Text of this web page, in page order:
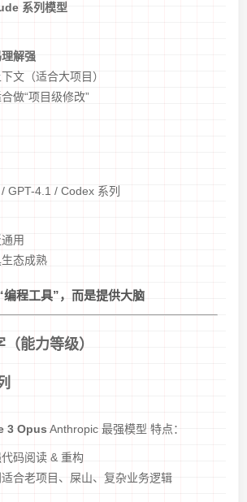
系列模型
解强
文（适合大项目）
做“项目级修改”
GPT-4.1 / Codex 系列
用
态成熟
编程工具”，而是提供大脑
能力等级）
3 Opus Anthropic 最强模型 特点：
码阅读 & 重构
合老项目、屎山、复杂业务逻辑